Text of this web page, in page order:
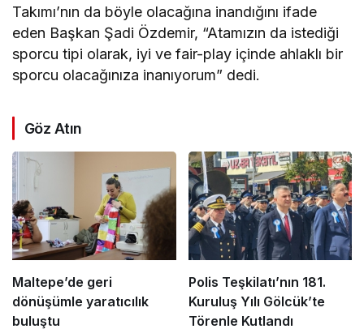
Takımı’nın da böyle olacağına inandığını ifade
eden Başkan Şadi Özdemir, “Atamızın da istediği
sporcu tipi olarak, iyi ve fair-play içinde ahlaklı bir
sporcu olacağınıza inanıyorum” dedi.
Göz Atın
Maltepe’de geri
dönüşümle yaratıcılık
buluştu
Polis Teşkilatı’nın 181.
Kuruluş Yılı Gölcük’te
Törenle Kutlandı